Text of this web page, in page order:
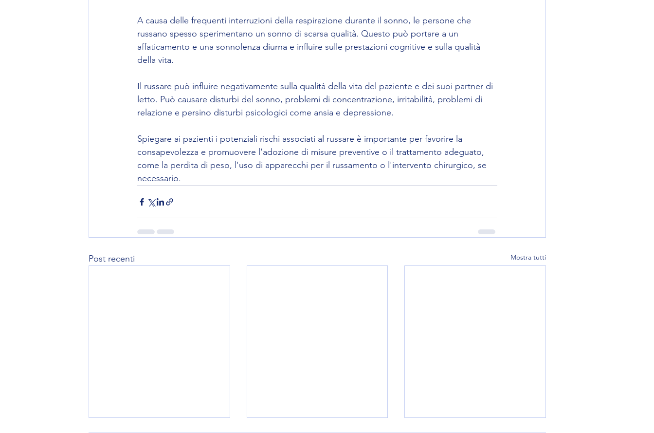
A causa delle frequenti interruzioni della respirazione durante il sonno, le persone che
russano spesso sperimentano un sonno di scarsa qualità. Questo può portare a un
affaticamento e una sonnolenza diurna e influire sulle prestazioni cognitive e sulla qualità
della vita.
Il russare può influire negativamente sulla qualità della vita del paziente e dei suoi partner di
letto. Può causare disturbi del sonno, problemi di concentrazione, irritabilità, problemi di
relazione e persino disturbi psicologici come ansia e depressione.
Spiegare ai pazienti i potenziali rischi associati al russare è importante per favorire la
consapevolezza e promuovere l'adozione di misure preventive o il trattamento adeguato,
come la perdita di peso, l'uso di apparecchi per il russamento o l'intervento chirurgico, se
necessario.
Post recenti Mostra tutti